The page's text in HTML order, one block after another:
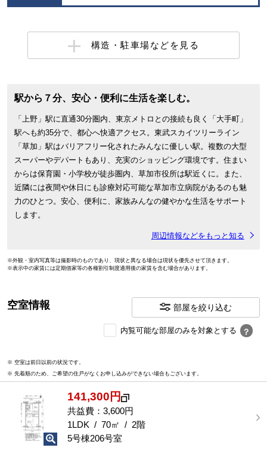
構造・駐車場などを見る
駅から７分、安心・便利に生活を楽しむ。
「上野」駅に直通30分圏内、東京メトロとの接続も良く「大手町」
駅へも約35分で、都心へ快適アクセス。東武スカイツリーライン
「草加」駅はバリアフリー化されたみんなに優しい駅。複数の大型
スーパーやデパートもあり、充実のショッピング環境です。住まい
からは保育園・小学校が徒歩圏内、草加市役所は駅近くに。また、
近隣には夜間や休日にも診療対応可能な草加市立病院があるのも魅
力のひとつ。安心、便利に、家族みんなの健やかな生活をサポート
します。
周辺情報などをもっと知る
※外観・室内写真等は撮影時のものであり、現状と異なる場合は現状を優先させて頂きます。
※表示中の家賃には定期借家等の各種割引制度適用後の家賃を含む場合があります。
空室情報 部屋を絞り込む
な
屋
を
選
す
内覧可能な部屋のみを対象とする ？
※ 空室は前日以前の状況です。
※ 先着順のため、ご希望の住戸がなくお申し込みができない場合もございます。
141,300円
共益費：3,600円
1LDK / 70㎡ / 2階
5号棟206号室